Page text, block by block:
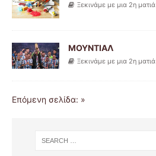
Ξεκινάμε με μια 2η ματιά
ΜΟΥΝΤΙΑΛ
Ξεκινάμε με μια 2η ματιά
Επόμενη σελίδα: »